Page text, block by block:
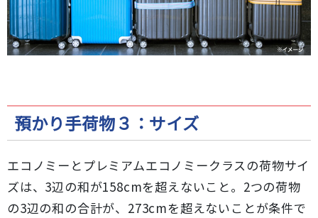
預かり手荷物３：サイズ
エコノミーとプレミアムエコノミークラスの荷物サイ
ズは、3辺の和が158cmを超えないこと。2つの荷物
の3辺の和の合計が、273cmを超えないことが条件で